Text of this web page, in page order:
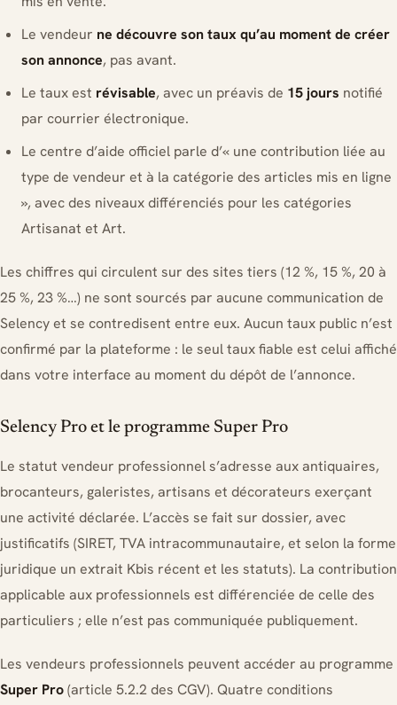
Le vendeur ne découvre son taux qu’au moment de créer
son annonce, pas avant.
Le taux est révisable, avec un préavis de 15 jours notifié
par courrier électronique.
Le centre d’aide officiel parle d’« une contribution liée au
type de vendeur et à la catégorie des articles mis en ligne
», avec des niveaux différenciés pour les catégories
Artisanat et Art.
Les chiffres qui circulent sur des sites tiers (12 %, 15 %, 20 à
25 %, 23 %…) ne sont sourcés par aucune communication de
Selency et se contredisent entre eux. Aucun taux public n’est
confirmé par la plateforme : le seul taux fiable est celui affiché
dans votre interface au moment du dépôt de l’annonce.
Selency Pro et le programme Super Pro
Le statut vendeur professionnel s’adresse aux antiquaires,
brocanteurs, galeristes, artisans et décorateurs exerçant
une activité déclarée. L’accès se fait sur dossier, avec
justificatifs (SIRET, TVA intracommunautaire, et selon la forme
juridique un extrait Kbis récent et les statuts). La contribution
applicable aux professionnels est différenciée de celle des
particuliers ; elle n’est pas communiquée publiquement.
Les vendeurs professionnels peuvent accéder au programme
Super Pro(article 5.2.2 des CGV). Quatre conditions